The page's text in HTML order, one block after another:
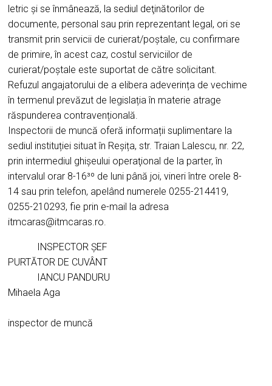
letric şi se înmânează, la sediul deţinătorilor de
documente, personal sau prin reprezentant legal, ori se
transmit prin servicii de curierat/poştale, cu confirmare
de primire, în acest caz, costul serviciilor de
curierat/poştale este suportat de către solicitant.
Refuzul angajatorului de a elibera adeverința de vechime
în termenul prevăzut de legislația în materie atrage
răspunderea contravențională.
Inspectorii de muncă oferă informații suplimentare la
sediul instituției situat în Reșița, str. Traian Lalescu, nr. 22,
prin intermediul ghișeului operaţional de la parter, în
intervalul orar 8-16³º de luni până joi, vineri între orele 8-
14 sau prin telefon, apelând numerele 0255-214419,
0255-210293, fie prin e-mail la adresa
itmcaras@itmcaras.ro.
INSPECTOR ŞEF
PURTĂTOR DE CUVÂNT
IANCU PANDURU
Mihaela Aga
inspector de muncă